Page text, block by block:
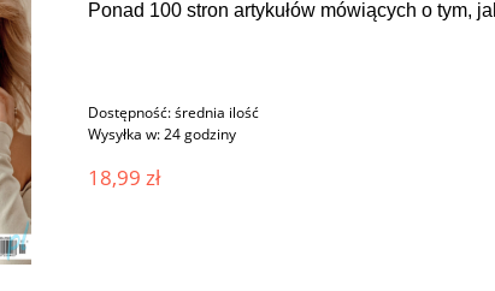
Ponad 100 stron artykułów mówiących o tym,
Dostępność:średnia ilość
Wysyłka w:24 godziny
18,99 zł